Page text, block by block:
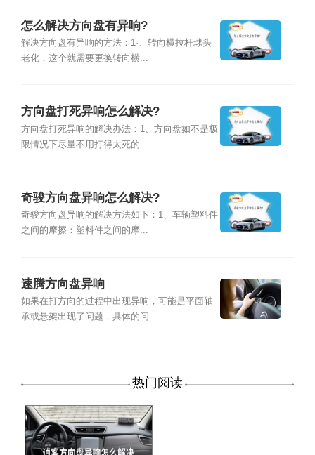
怎么解决方向盘有异响?
解决方向盘有异响的方法：1·、转向横拉杆球头
老化，这个就需要更换转向横...
方向盘打死异响怎么解决?
方向盘打死异响的解决办法：1、方向盘如不是极
限情况下尽量不用打得太死的...
奇骏方向盘异响怎么解决?
奇骏方向盘异响的解决方法如下：1、车辆塑料件
之间的摩擦：塑料件之间的摩...
速腾方向盘异响
如果在打方向的过程中出现异响，可能是平面轴
承或悬架出现了问题，具体的问...
热门阅读